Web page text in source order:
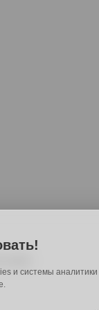
и системы аналитики